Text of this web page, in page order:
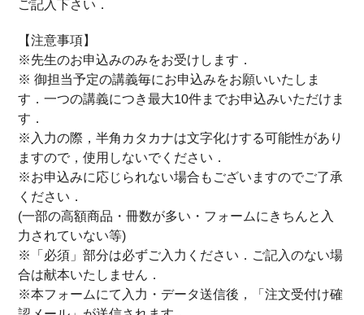
ご記入下さい．
【注意事項】
※先生のお申込みのみをお受けします．
※ 御担当予定の講義毎にお申込みをお願いいたしま
す．一つの講義につき最大10件までお申込みいただけま
す．
※入力の際，半角カタカナは文字化けする可能性があり
ますので，使用しないでください．
※お申込みに応じられない場合もございますのでご了承
ください．
(一部の高額商品・冊数が多い・フォームにきちんと入
力されていない等)
※「必須」部分は必ずご入力ください．ご記入のない場
合は献本いたしません．
※本フォームにて入力・データ送信後，「注文受付け確